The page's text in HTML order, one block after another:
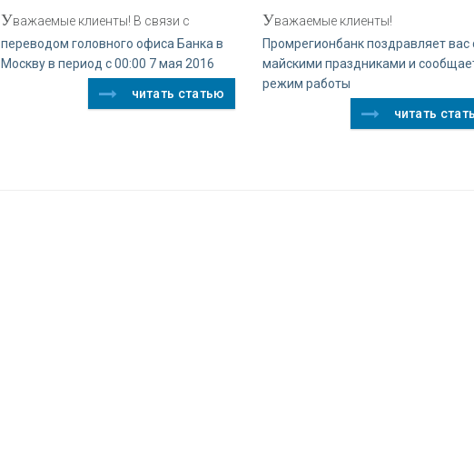
Уважаемые клиенты! В связи с
переводом головного офиса Банка в
Москву в период с 00:00 7 мая 2016
читать статью
Уважаемые клиенты!
Промрегионбанк поздравляет вас
майскими праздниками и
режим работы
читать